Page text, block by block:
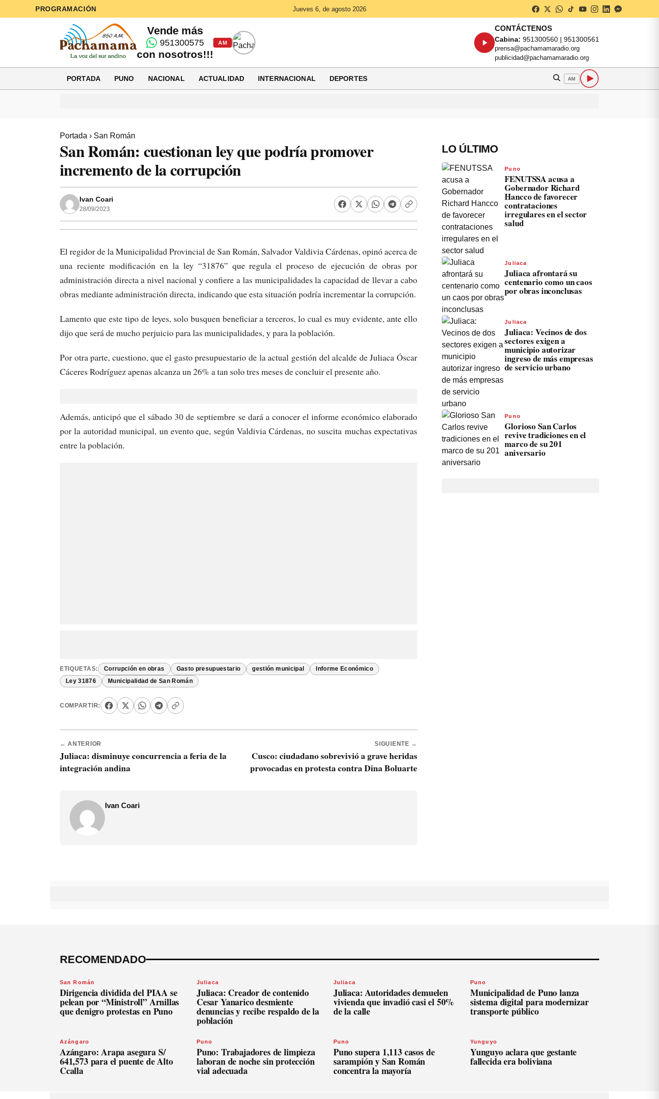
PROGRAMACIÓN Jueves 6, de agosto 2026
Vende más
951300575
con nosotros!!!
AM
CONTÁCTENOS
Cabina: 951300560 | 951300561
prensa@pachamamaradio.org
publicidad@pachamamaradio.org
PORTADA PUNO NACIONAL ACTUALIDAD INTERNACIONAL DEPORTES AM
Portada › San Román
San Román: cuestionan ley que podría promover
incremento de la corrupción
Ivan Coari
28/09/2023
El regidor de la Municipalidad Provincial de San Román, Salvador Valdivia Cárdenas, opinó acerca de
una reciente modificación en la ley “31876” que regula el proceso de ejecución de obras por
administración directa a nivel nacional y confiere a las municipalidades la capacidad de llevar a cabo
obras mediante administración directa, indicando que esta situación podría incrementar la corrupción.
Lamento que este tipo de leyes, solo busquen beneficiar a terceros, lo cual es muy evidente, ante ello
dijo que será de mucho perjuicio para las municipalidades, y para la población.
Por otra parte, cuestiono, que el gasto presupuestario de la actual gestión del alcalde de Juliaca Óscar
Cáceres Rodríguez apenas alcanza un 26% a tan solo tres meses de concluir el presente año.
Además, anticipó que el sábado 30 de septiembre se dará a conocer el informe económico elaborado
por la autoridad municipal, un evento que, según Valdivia Cárdenas, no suscita muchas expectativas
entre la población.
ETIQUETAS: Corrupción en obras Gasto presupuestario gestión municipal Informe Económico
Ley 31876 Municipalidad de San Román
COMPARTIR:
← ANTERIOR
Juliaca: disminuye concurrencia a feria de la
integración andina
SIGUIENTE →
Cusco: ciudadano sobrevivió a grave heridas
provocadas en protesta contra Dina Boluarte
Ivan Coari
LO ÚLTIMO
Puno
FENUTSSA acusa a
Gobernador Richard
Hancco de favorecer
contrataciones
irregulares en el sector
salud
Juliaca
Juliaca afrontará su
centenario como un caos
por obras inconclusas
Juliaca
Juliaca: Vecinos de dos
sectores exigen a
municipio autorizar
ingreso de más empresas
de servicio urbano
Puno
Glorioso San Carlos
revive tradiciones en el
marco de su 201
aniversario
RECOMENDADO
San Román
Dirigencia dividida del PIAA se
pelean por “Ministroll” Arnillas
que denigro protestas en Puno
Juliaca
Juliaca: Creador de contenido
Cesar Yanarico desmiente
denuncias y recibe respaldo de la
población
Juliaca
Juliaca: Autoridades demuelen
vivienda que invadió casi el 50%
de la calle
Puno
Municipalidad de Puno lanza
sistema digital para modernizar
transporte público
Azángaro
Azángaro: Arapa asegura S/
641,573 para el puente de Alto
Ccalla
Puno
Puno: Trabajadores de limpieza
laboran de noche sin protección
vial adecuada
Puno
Puno supera 1,113 casos de
sarampión y San Román
concentra la mayoría
Yunguyo
Yunguyo aclara que gestante
fallecida era boliviana